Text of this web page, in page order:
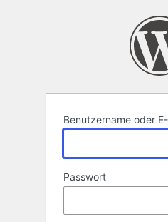
Benutzername oder
Passwort